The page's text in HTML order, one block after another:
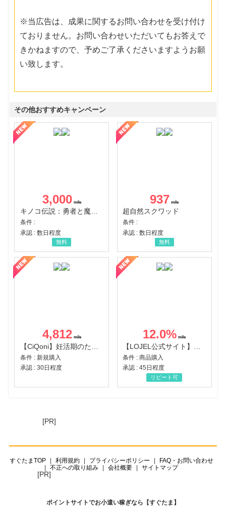
※当広告は、成果に関するお問い合わせを受け付け
ておりません。お問い合わせいただいてもお答えで
きかねますので、予めご了承くださいますようお願
い致します。
その他おすすめキャンペーン
3,000
キノコ伝説：勇者と魔法のランプ
条件 :
承認 : 数日程度
無料
937
超自然スクワッド
条件 :
承認 : 数日程度
無料
4,812
条件 : 新規購入
承認 : 30日程度
12.0%
条件 : 商品購入
承認 : 45日程度
リピート可
[PR]
すぐたまTOP 利用規約 プライバシーポリシー
FAQ・お問い合わせ
不正への取り組み
会社概要 サイトマップ
[PR]
ポイントサイトでお小遣い稼ぎなら【すぐたま】